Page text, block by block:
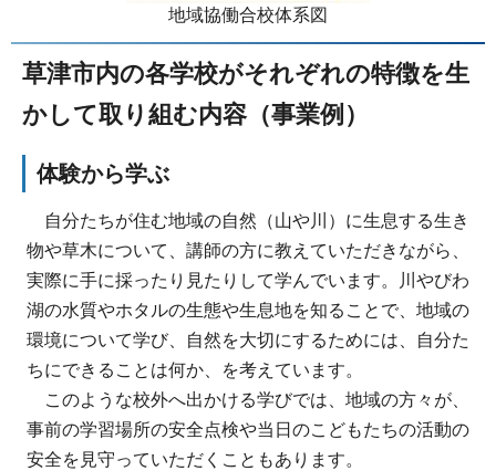
地域協働合校体系図
草津市内の各学校がそれぞれの特徴を生
かして取り組む内容（事業例）
体験から学ぶ
自分たちが住む地域の自然（山や川）に生息する生き
物や草木について、講師の方に教えていただきながら、
実際に手に採ったり見たりして学んでいます。川やびわ
湖の水質やホタルの生態や生息地を知ることで、地域の
環境について学び、自然を大切にするためには、自分た
ちにできることは何か、を考えています。
このような校外へ出かける学びでは、地域の方々が、
事前の学習場所の安全点検や当日のこどもたちの活動の
安全を見守っていただくこともあります。